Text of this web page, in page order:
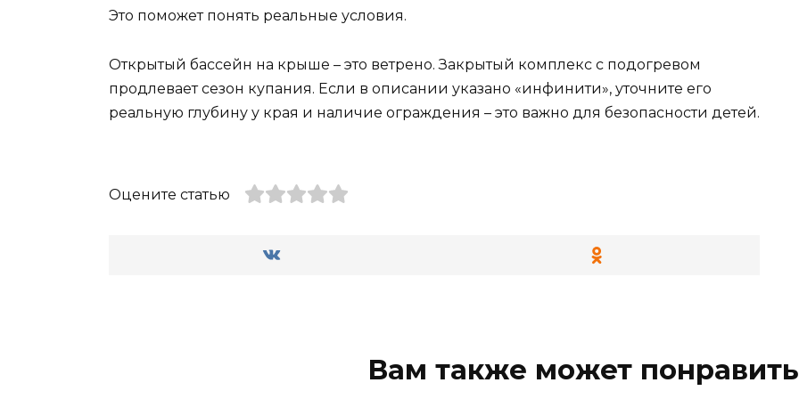
Это поможет понять реальные условия.
Открытый бассейн на крыше – это ветрено. Закрытый комплекс с подогревом
продлевает сезон купания. Если в описании указано «инфинити», уточните его
реальную глубину у края и наличие ограждения – это важно для безопасности детей.
Оцените статью
Вам также может